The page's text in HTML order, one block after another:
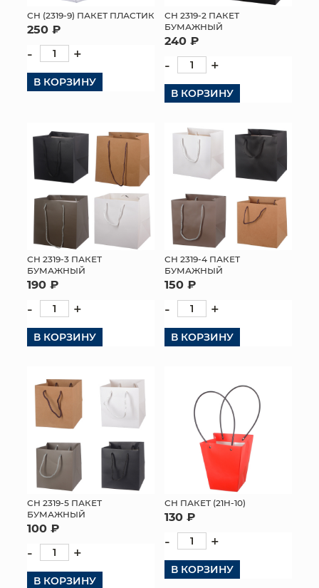
СН (2319-9) ПАКЕТ ПЛАСТИК
250 ₽
- +
В КОРЗИНУ
СН 2319-2 ПАКЕТ
БУМАЖНЫЙ
240 ₽
- +
В КОРЗИНУ
СН 2319-3 ПАКЕТ
БУМАЖНЫЙ
190 ₽
- +
В КОРЗИНУ
СН 2319-4 ПАКЕТ
БУМАЖНЫЙ
150 ₽
- +
В КОРЗИНУ
СН 2319-5 ПАКЕТ
БУМАЖНЫЙ
100 ₽
- +
В КОРЗИНУ
СН ПАКЕТ (21H-10)
130 ₽
- +
В КОРЗИНУ